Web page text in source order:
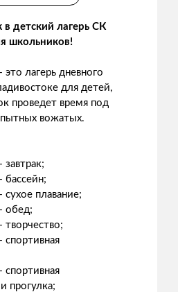
детский лагерь СК
школьников!
это лагерь дневного
для детей,
проведет время под
вожатых.
плавание;
обед;
прогулка;